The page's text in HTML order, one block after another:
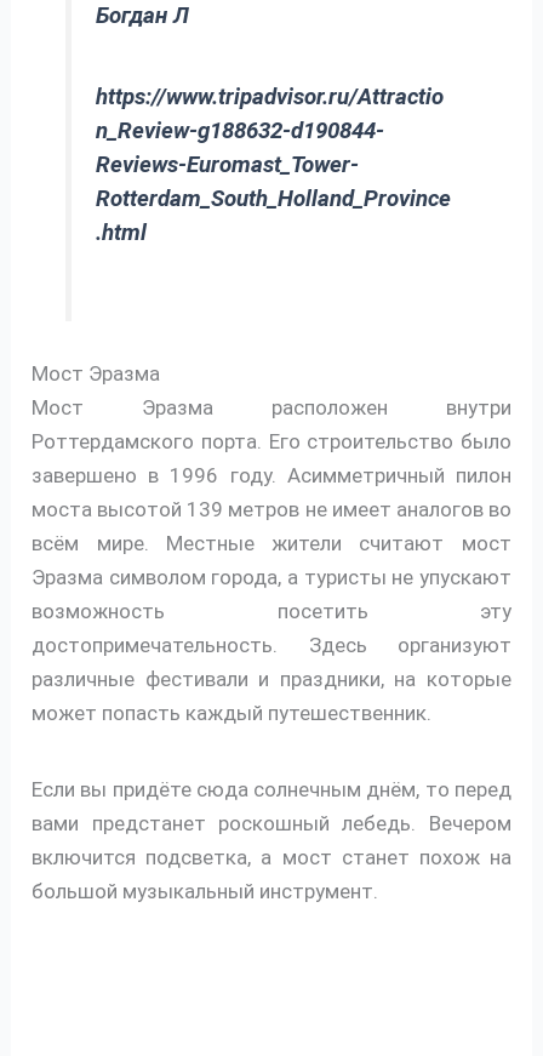
Богдан Л
https://www.tripadvisor.ru/Attractio
n_Review-g188632-d190844-
Reviews-Euromast_Tower-
Rotterdam_South_Holland_Province
.html
Мост Эразма
Мост Эразма расположен внутри
Роттердамского порта. Его строительство было
завершено в 1996 году. Асимметричный пилон
моста высотой 139 метров не имеет аналогов во
всём мире. Местные жители считают мост
Эразма символом города, а туристы не упускают
возможность посетить эту
достопримечательность. Здесь организуют
различные фестивали и праздники, на которые
может попасть каждый путешественник.
Если вы придёте сюда солнечным днём, то перед
вами предстанет роскошный лебедь. Вечером
включится подсветка, а мост станет похож на
большой музыкальный инструмент.